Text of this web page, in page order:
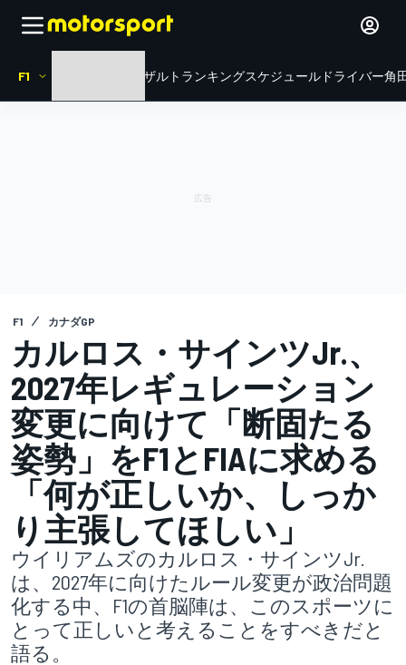
F1 リザルト ランキングスケジュール ドライバー角
F1 カナダGP
カルロス・サインツJr.、
2027年レギュレーション
変更に向けて「断固たる
姿勢」をF1とFIAに求める
「何が正しいか、しっか
り主張してほしい」
ウイリアムズのカルロス・サインツJr.
は、2027年に向けたルール変更が政治問題
化する中、F1の首脳陣は、このスポーツに
とって正しいと考えることをすべきだと
語る。